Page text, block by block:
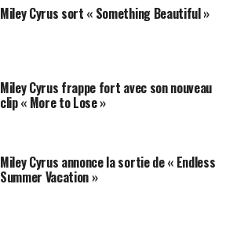
Miley Cyrus sort « Something Beautiful »
Miley Cyrus frappe fort avec son nouveau
clip « More to Lose »
Miley Cyrus annonce la sortie de « Endless
Summer Vacation »